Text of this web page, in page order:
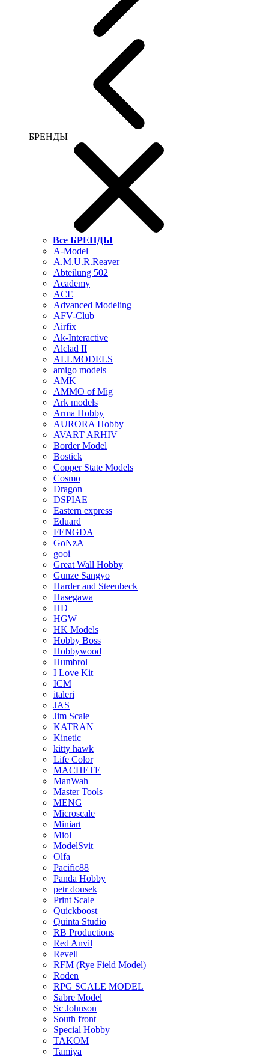
БРЕНДЫ
Все БРЕНДЫ
A-Model
A.M.U.R.Reaver
Abteilung 502
Academy
ACE
Advanced Modeling
AFV-Club
Airfix
Ak-Interactive
Alclad II
ALLMODELS
amigo models
AMK
AMMO of Mig
Ark models
Arma Hobby
AURORA Hobby
AVART ARHIV
Border Model
Bostick
Copper State Models
Cosmo
Dragon
DSPIAE
Eastern express
Eduard
FENGDA
GoNzA
gooi
Great Wall Hobby
Gunze Sangyo
Harder and Steenbeck
Hasegawa
HD
HGW
HK Models
Hobby Boss
Hobbywood
Humbrol
I Love Kit
ICM
italeri
JAS
Jim Scale
KATRAN
Kinetic
kitty hawk
Life Color
MACHETE
ManWah
Master Tools
MENG
Microscale
Miniart
Miol
ModelSvit
Olfa
Pacific88
Panda Hobby
petr dousek
Print Scale
Quickboost
Quinta Studio
RB Productions
Red Anvil
Revell
RFM (Rye Field Model)
Roden
RPG SCALE MODEL
Sabre Model
Sc Johnson
South front
Special Hobby
TAKOM
Tamiya